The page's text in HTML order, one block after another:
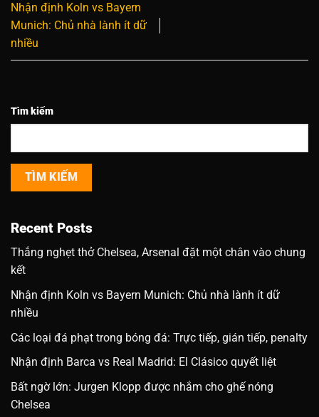
Nhận định Koln vs Bayern
Munich: Chủ nhà lành ít dữ
nhiều
Tìm kiếm
TÌM KIẾM
Recent Posts
Thắng nghẹt thở Chelsea, Arsenal đặt một chân vào chung
kết
Nhận định Koln vs Bayern Munich: Chủ nhà lành ít dữ
nhiều
Các loại đá phạt trong bóng đá: Trực tiếp, gián tiếp, penalty
Nhận định Barca vs Real Madrid: El Clásico quyết liệt
Bất ngờ lớn: Jurgen Klopp được nhắm cho ghế nóng
Chelsea